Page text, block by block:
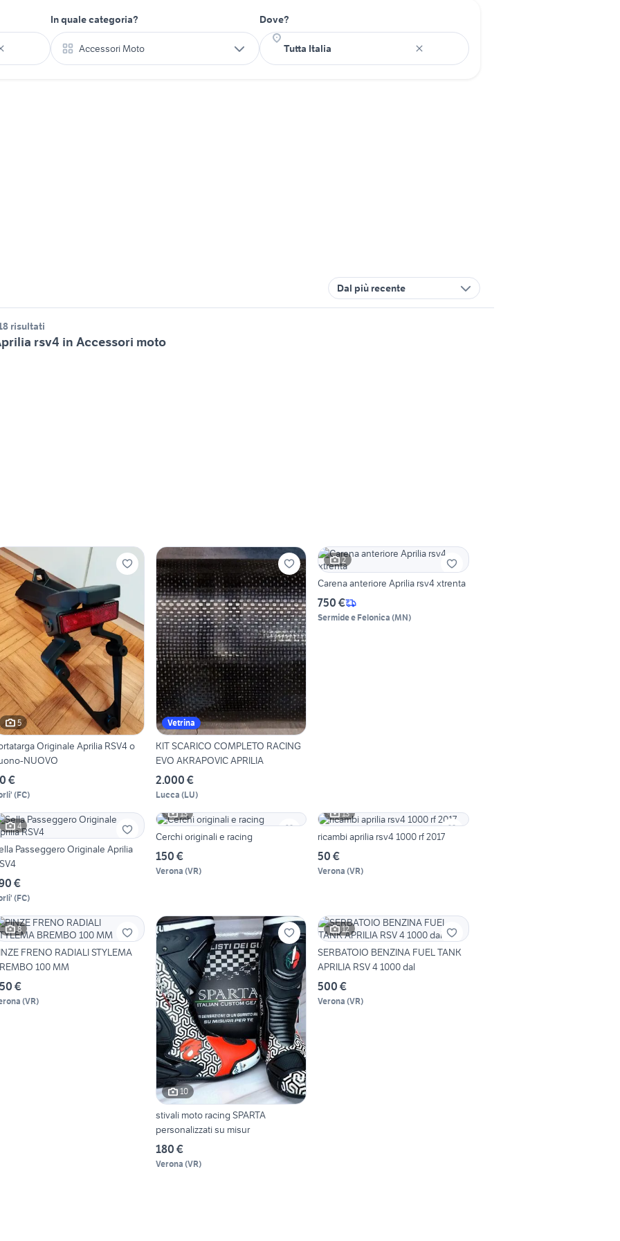
In quale categoria?
Accessori Moto
Dove?
Dal più recente
risultati
rsv4 in Accessori moto
5
Originale Aprilia RSV4 o
NUOVO
€
(FC)
Vetrina
KIT SCARICO COMPLETO RACING
EVO AKRAPOVIC APRILIA
2.000 €
Lucca (LU)
2
Carena anteriore Aprilia rsv4 xtrenta
750 €
Sermide e Felonica (MN)
4
Passeggero Originale Aprilia
€
(FC)
13
Cerchi originali e racing
150 €
Verona (VR)
13
ricambi aprilia rsv4 1000 rf 2017
50 €
Verona (VR)
8
FRENO RADIALI STYLEMA
100 MM
€
(VR)
10
stivali moto racing SPARTA
personalizzati su misur
180 €
Verona (VR)
12
SERBATOIO BENZINA FUEL TANK
APRILIA RSV 4 1000 dal
500 €
Verona (VR)